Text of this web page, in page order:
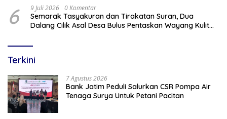
6 9 Juli 2026 0 Komentar
Semarak Tasyakuran dan Tirakatan Suran, Dua
Dalang Cilik Asal Desa Bulus Pentaskan Wayang Kulit
Terkini
7 Agustus 2026
Bank Jatim Peduli Salurkan CSR Pompa Air
Tenaga Surya Untuk Petani Pacitan